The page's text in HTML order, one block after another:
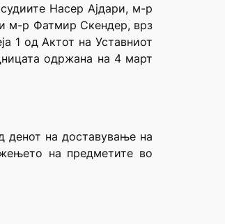
Насер Ајдари, м-р
м-р Фатмир Скендер, врз
1 од Aктот на Уставниот
одржана на 4 март
денот на доставување на
на предметите во